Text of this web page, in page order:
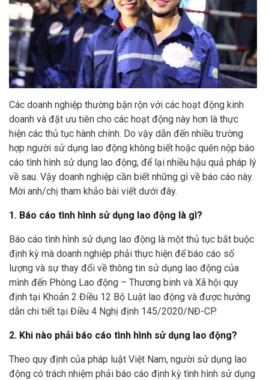
Các doanh nghiệp thường bận rộn với các hoạt động kinh
doanh và đặt ưu tiên cho các hoạt động này hơn là thực
hiện các thủ tục hành chính. Do vậy dẫn đến nhiều trường
hợp người sử dụng lao động không biết hoặc quên nộp báo
cáo tình hình sử dụng lao động, để lại nhiều hậu quả pháp lý
về sau. Vậy doanh nghiệp cần biết những gì về báo cáo này.
Mời anh/chị tham khảo bài viết dưới đây.
1. Báo cáo tình hình sử dụng lao động là gì?
Báo cáo tình hình sử dụng lao động là một thủ tục bắt buộc
định kỳ mà doanh nghiệp phải thực hiện để báo cáo số
lượng và sự thay đổi về thông tin sử dụng lao động của
mình đến Phòng Lao động – Thương binh và Xã hội quy
định tại Khoản 2 Điều 12 Bộ Luật lao động và được hướng
dẫn chi tiết tại Điều 4 Nghị định 145/2020/NĐ-CP.
2. Khi nào phải báo cáo tình hình sử dụng lao động?
Theo quy định của pháp luật Việt Nam, người sử dụng lao
động có trách nhiệm phải báo cáo định kỳ tình hình sử dụng